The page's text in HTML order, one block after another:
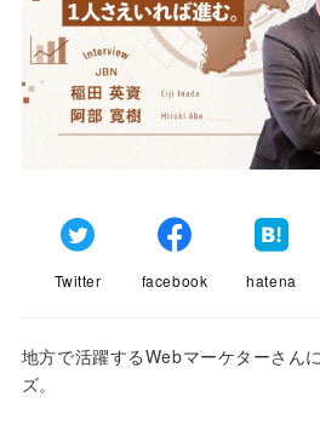
Twitter facebook hatena
地方で活躍するWebマーケターさん
ズ。